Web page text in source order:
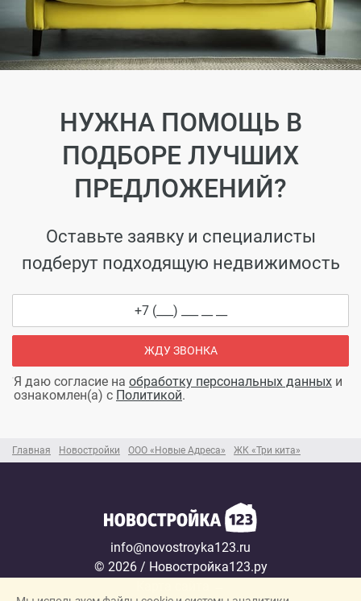
Главная Новостройки ООО «Новые Адреса» ЖК «Три кита»
НУЖНА ПОМОЩЬ В
ПОДБОРЕ ЛУЧШИХ
ПРЕДЛОЖЕНИЙ?
Оставьте заявку и специалисты
подберут подходящую недвижимость
ЖДУ ЗВОНКА
Я даю согласие на обработку персональных данных и
ознакомлен(а) с Политикой.
info@novostroyka123.ru
© 2026 / Новостройка123.ру